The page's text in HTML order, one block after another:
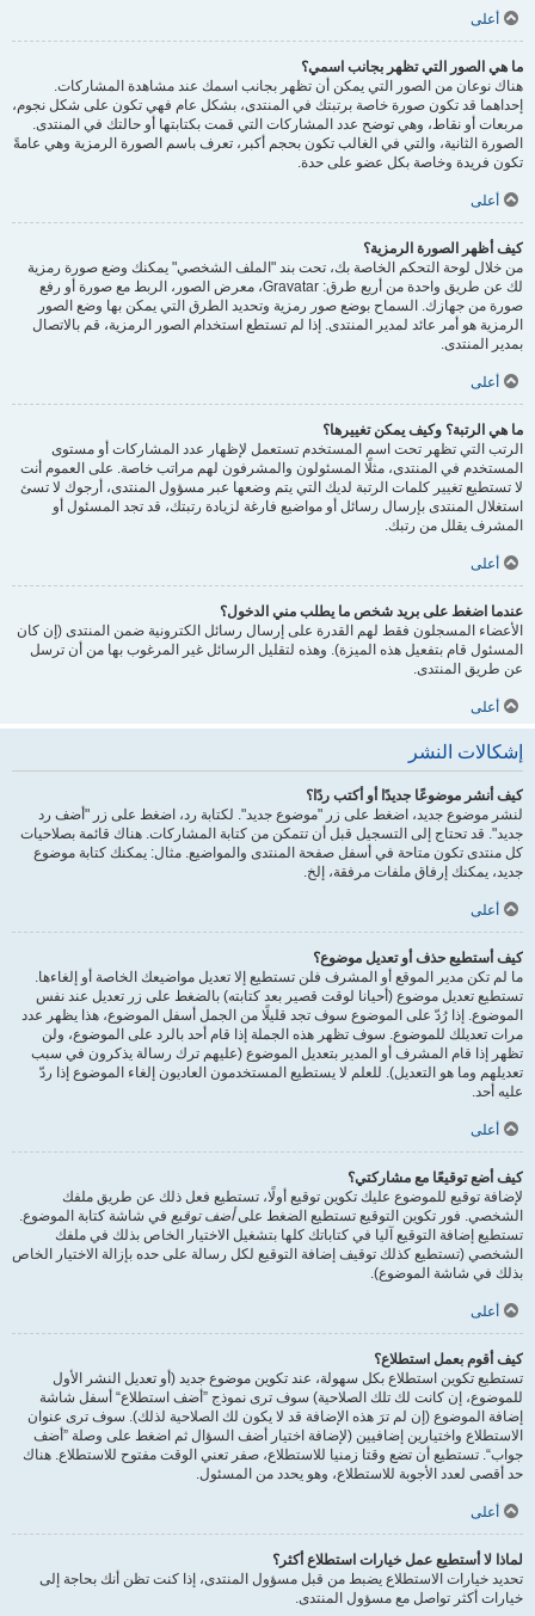
أعلى
ما هي الصور التي تظهر بجانب اسمي؟
هناك نوعان من الصور التي يمكن أن تظهر بجانب اسمك عند مشاهدة المشاركات.
إحداهما قد تكون صورة خاصة برتبتك في المنتدى، بشكل عام فهي تكون على شكل نجوم،
مربعات أو نقاط، وهي توضح عدد المشاركات التي قمت بكتابتها أو حالتك في المنتدى.
الصورة الثانية، والتي في الغالب تكون بحجم أكبر، تعرف باسم الصورة الرمزية وهي عامةً
تكون فريدة وخاصة بكل عضو على حدة.
أعلى
كيف أظهر الصورة الرمزية؟
من خلال لوحة التحكم الخاصة بك، تحت بند "الملف الشخصي" يمكنك وضع صورة رمزية
لك عن طريق واحدة من أربع طرق: Gravatar، معرض الصور، الربط مع صورة أو رفع
صورة من جهازك. السماح بوضع صور رمزية وتحديد الطرق التي يمكن بها وضع الصور
الرمزية هو أمر عائد لمدير المنتدى. إذا لم تستطع استخدام الصور الرمزية، قم بالاتصال
بمدير المنتدى.
أعلى
ما هي الرتبة؟ وكيف يمكن تغييرها؟
الرتب التي تظهر تحت اسم المستخدم تستعمل لإظهار عدد المشاركات أو مستوى
المستخدم في المنتدى، مثلًا المسئولون والمشرفون لهم مراتب خاصة. على العموم أنت
لا تستطيع تغيير كلمات الرتبة لديك التي يتم وضعها عبر مسؤول المنتدى، أرجوك لا تسئ
استغلال المنتدى بإرسال رسائل أو مواضيع فارغة لزيادة رتبتك، قد تجد المسئول أو
المشرف يقلل من رتبك.
أعلى
عندما اضغط على بريد شخص ما يطلب مني الدخول؟
الأعضاء المسجلون فقط لهم القدرة على إرسال رسائل الكترونية ضمن المنتدى (إن كان
المسئول قام بتفعيل هذه الميزة). وهذه لتقليل الرسائل غير المرغوب بها من أن ترسل
عن طريق المنتدى.
أعلى
إشكالات النشر
كيف أنشر موضوعًا جديدًا أو أكتب ردًا؟
لنشر موضوع جديد، اضغط على زر "موضوع جديد". لكتابة رد، اضغط على زر "أضف رد
جديد". قد تحتاج إلى التسجيل قبل أن تتمكن من كتابة المشاركات. هناك قائمة بصلاحيات
كل منتدى تكون متاحة في أسفل صفحة المنتدى والمواضيع. مثال: يمكنك كتابة موضوع
جديد، يمكنك إرفاق ملفات مرفقة، إلخ.
أعلى
كيف أستطيع حذف أو تعديل موضوع؟
ما لم تكن مدير الموقع أو المشرف فلن تستطيع إلا تعديل مواضيعك الخاصة أو إلغاءها.
تستطيع تعديل موضوع (أحيانا لوقت قصير بعد كتابته) بالضغط على زر تعديل عند نفس
الموضوع. إذا رُدّ على الموضوع سوف تجد قليلًا من الجمل أسفل الموضوع، هذا يظهر عدد
مرات تعديلك للموضوع. سوف تظهر هذه الجملة إذا قام أحد بالرد على الموضوع، ولن
تظهر إذا قام المشرف أو المدير بتعديل الموضوع (عليهم ترك رسالة يذكرون في سبب
تعديلهم وما هو التعديل). للعلم لا يستطيع المستخدمون العاديون إلغاء الموضوع إذا ردّ
عليه أحد.
أعلى
كيف أضع توقيعًا مع مشاركتي؟
لإضافة توقيع للموضوع عليك تكوين توقيع أولًا، تستطيع فعل ذلك عن طريق ملفك
الشخصي. فور تكوين التوقيع تستطيع الضغط علىأضف توقيع في شاشة كتابة الموضوع.
تستطيع إضافة التوقيع آليا في كتاباتك كلها بتشغيل الاختيار الخاص بذلك في ملفك
الشخصي (تستطيع كذلك توقيف إضافة التوقيع لكل رسالة على حده بإزالة الاختيار الخاص
بذلك في شاشة الموضوع).
أعلى
كيف أقوم بعمل استطلاع؟
تستطيع تكوين استطلاع بكل سهولة، عند تكوين موضوع جديد (أو تعديل النشر الأول
للموضوع، إن كانت لك تلك الصلاحية) سوف ترى نموذج ”أضف استطلاع“ أسفل شاشة
إضافة الموضوع (إن لم ترَ هذه الإضافة قد لا يكون لك الصلاحية لذلك). سوف ترى عنوان
الاستطلاع واختيارين إضافيين (لإضافة اختيار أضف السؤال ثم اضغط على وصلة ”أضف
جواب“. تستطيع أن تضع وقتا زمنيا للاستطلاع، صفر تعني الوقت مفتوح للاستطلاع. هناك
حد أقصى لعدد الأجوبة للاستطلاع، وهو يحدد من المسئول.
أعلى
لماذا لا أستطيع عمل خيارات استطلاع أكثر؟
تحديد خيارات الاستطلاع يضبط من قبل مسؤول المنتدى، إذا كنت تظن أنك بحاجة إلى
خيارات أكثر تواصل مع مسؤول المنتدى.